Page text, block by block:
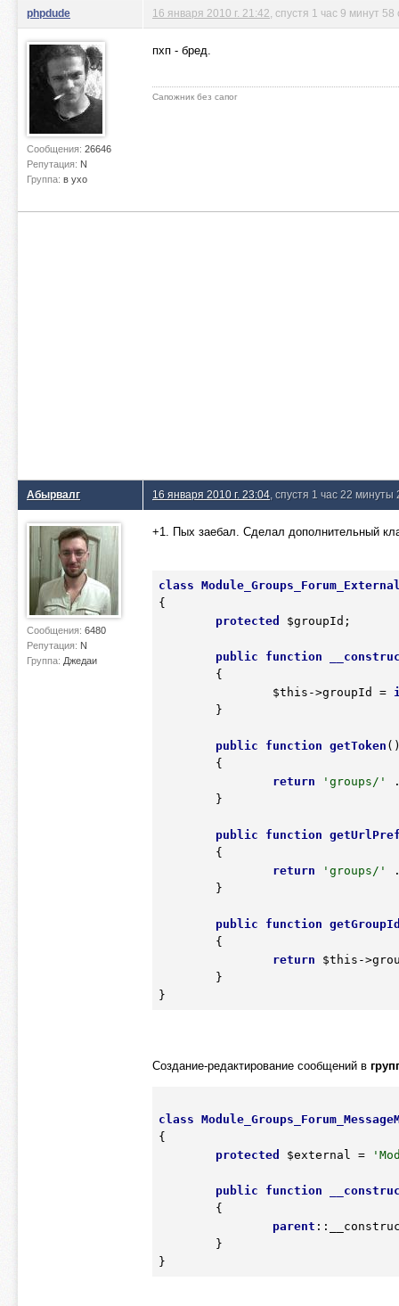
phpdude
Сообщения: 26646
Репутация: N
Группа: в ухо
16 января 2010 г. 21:42 , спустя 1 час 9 минут 58
пхп - бред.
Сапожник без сапог
Абырвалг
Сообщения: 6480
Репутация: N
Группа: Джедаи
16 января 2010 г. 23:04 , спустя 1 час 22 минуты
+1. Пых заебал. Сделал дополнительный
class
{
protected
$groupId ;
public function
	{
$this ->groupId =
public function getToken
	{
return
'groups/'
public function
	{
return
'groups/'
public function
	{
return
$this -
Создание-редактирование сообщений в
class
{
protected
$external =
public function
	{
parent